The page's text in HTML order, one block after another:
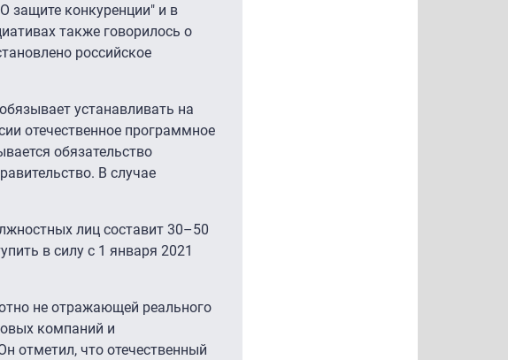
защите конкуренции" и в
также говорилось о
российское
устанавливать на
отечественное программное
обязательство
В случае
лиц составит 30–50
в силу с 1 января 2021
не отражающей реального
компаний и
отметил, что отечественный